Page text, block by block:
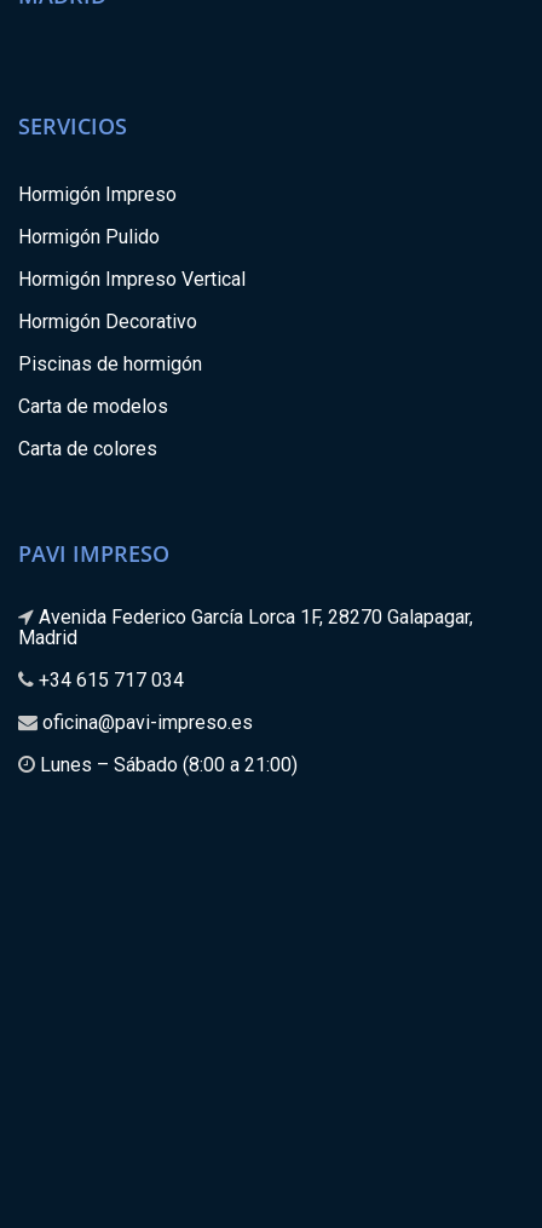
SERVICIOS
Hormigón Impreso
Hormigón Pulido
Hormigón Impreso Vertical
Hormigón Decorativo
Piscinas de hormigón
Carta de modelos
Carta de colores
PAVI IMPRESO
Avenida Federico García Lorca 1F, 28270 Galapagar,
Madrid
+34 615 717 034
oficina@pavi-impreso.es
Lunes – Sábado (8:00 a 21:00)